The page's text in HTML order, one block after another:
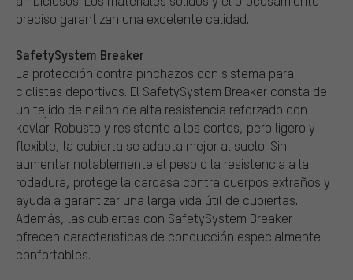
preciso garantizan una excelente calidad.
SafetySystem Breaker
La protección contra pinchazos con sistema para
ciclistas deportivos. El SafetySystem Breaker consta de
un tejido de nailon de alta resistencia reforzado con
kevlar. Robusto y resistente a los cortes, pero ligero y
flexible, la cubierta se adapta mejor al suelo. Sin
aumentar notablemente el peso o la resistencia a la
rodadura, protege la carcasa contra cuerpos extraños y
ayuda a garantizar una larga vida útil de cubiertas.
Además, las cubiertas con SafetySystem Breaker
ofrecen características de conducción especialmente
confortables.